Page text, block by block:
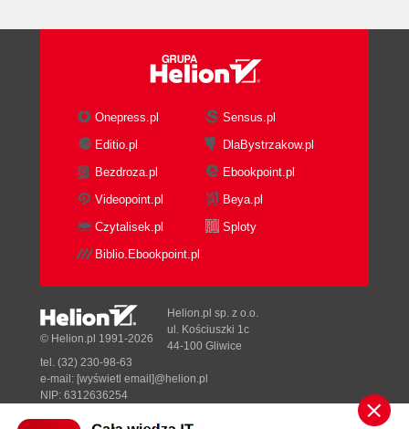
Onepress.pl
Sensus.pl
Editio.pl
DlaBystrzakow.pl
Bezdroza.pl
Ebookpoint.pl
Videopoint.pl
Beya.pl
Czytalisek.pl
Sploty
Biblio.Ebookpoint.pl
© Helion.pl 1991-2026
Helion.pl sp. z o.o.
ul. Kościuszki 1c
44-100 Gliwice
tel. (32) 230-98-63
e-mail: [wyświetl email]@helion.pl
NIP: 6312636254